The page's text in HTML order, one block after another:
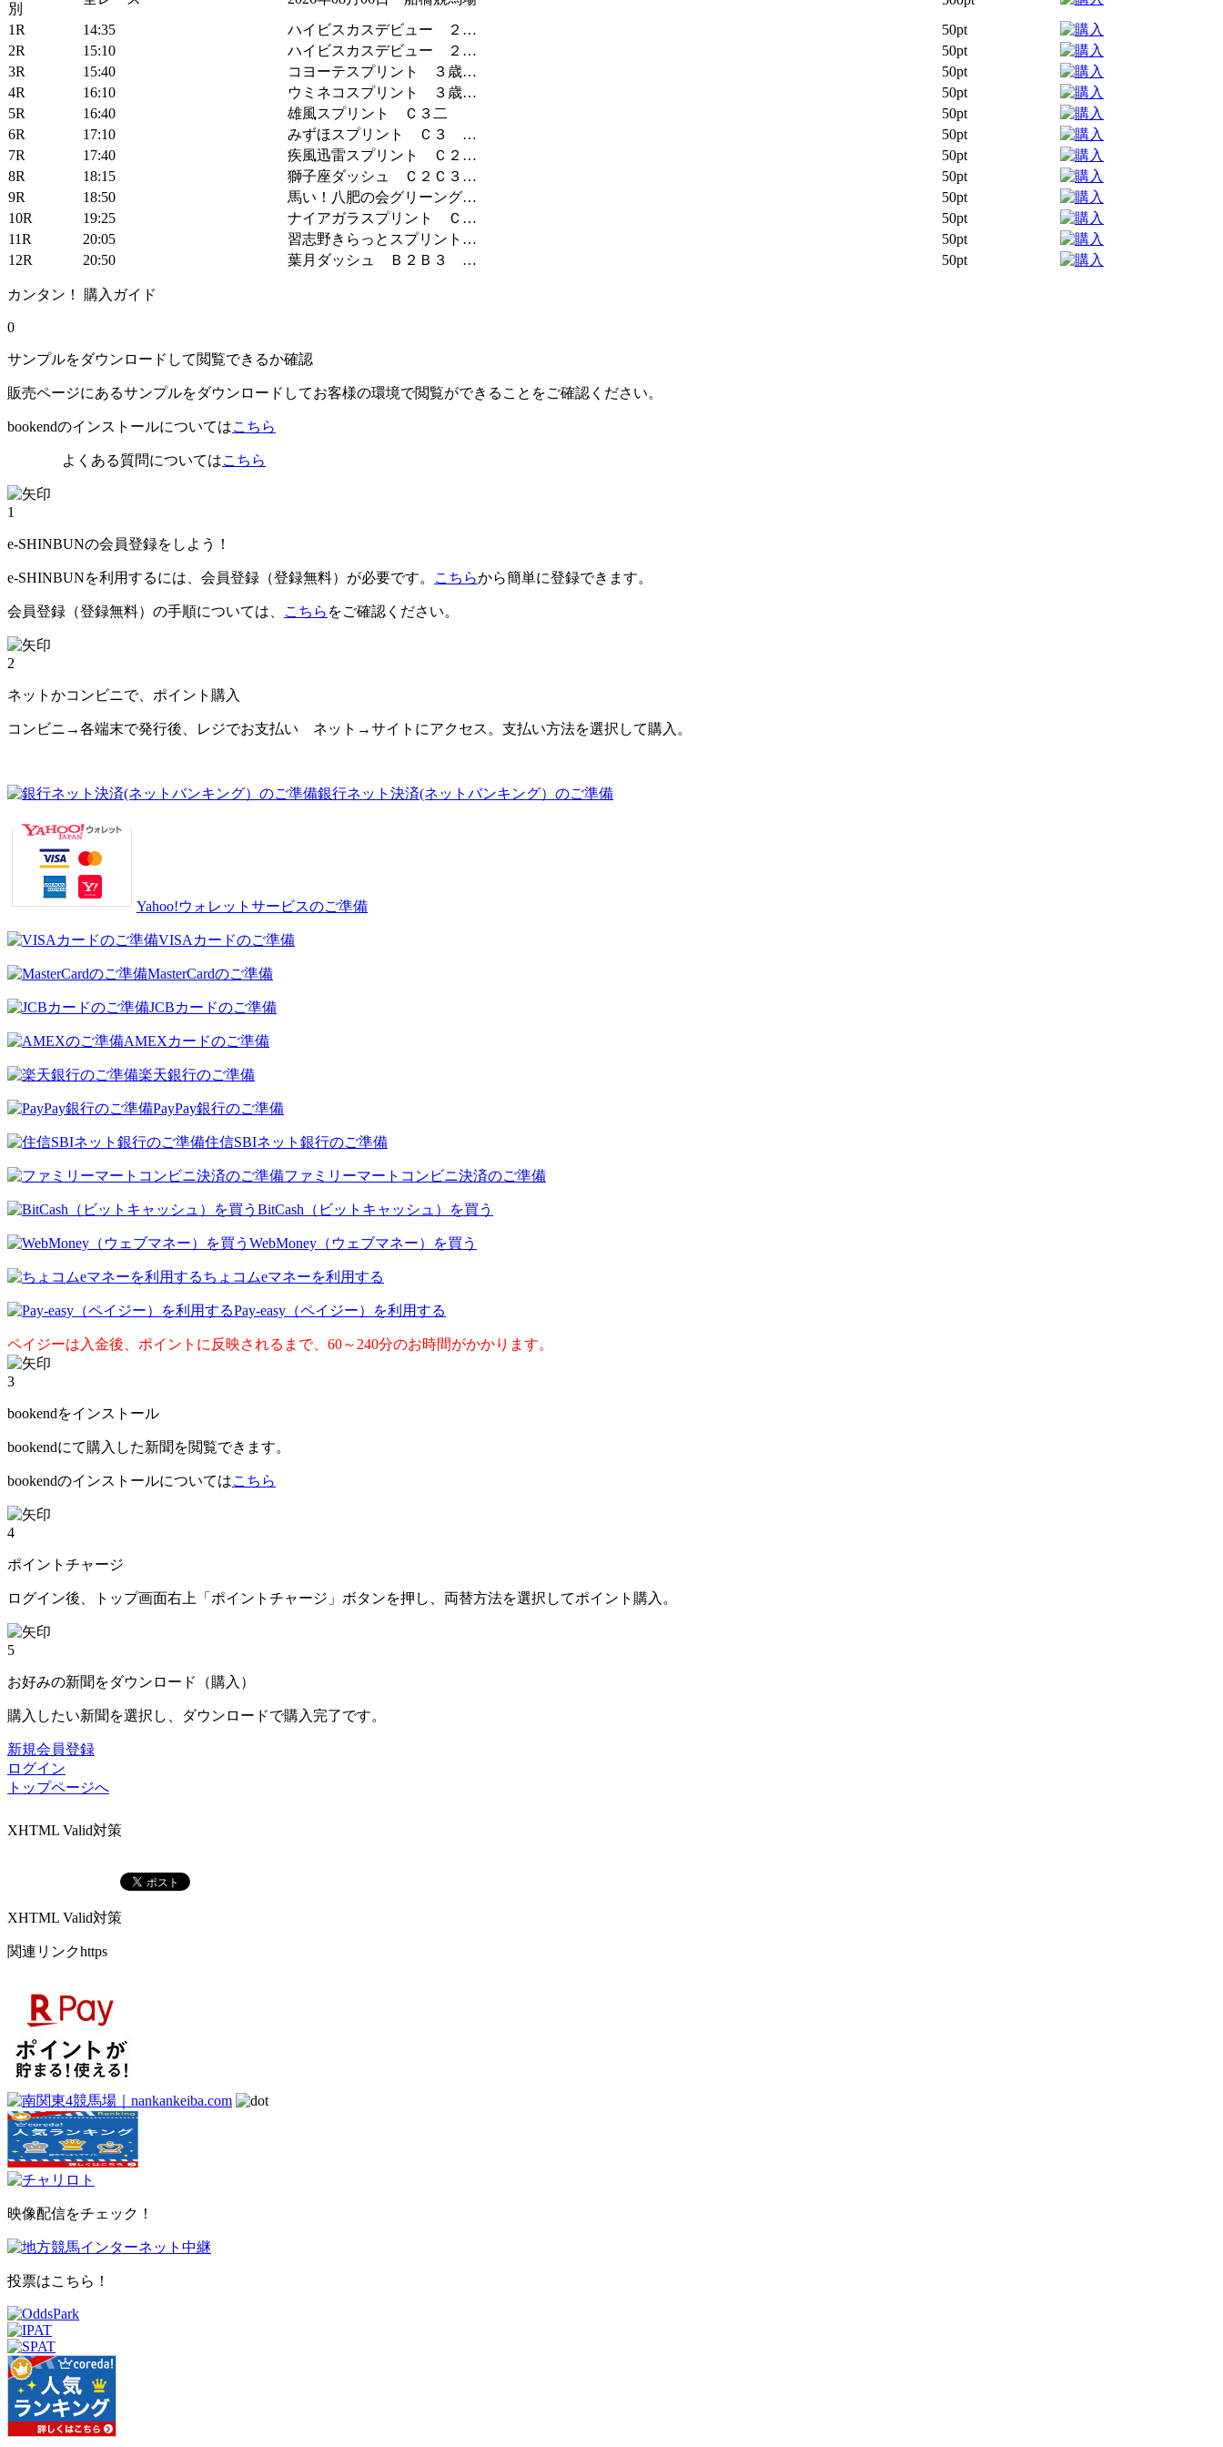
1R
14:35 ハイビスカスデビュー ２…
50pt
2R
15:10 ハイビスカスデビュー ２…
50pt
3R
15:40 コヨーテスプリント ３歳…
50pt
4R
16:10 ウミネコスプリント ３歳…
50pt
5R
16:40 雄風スプリント Ｃ３二
50pt
6R
17:10 みずほスプリント Ｃ３ …
50pt
7R
17:40 疾風迅雷スプリント Ｃ２…
50pt
8R
18:15 獅子座ダッシュ Ｃ２Ｃ３…
50pt
9R
18:50 馬い！八肥の会グリーング…
50pt
10R
19:25 ナイアガラスプリント Ｃ…
50pt
11R
20:05 習志野きらっとスプリント…
50pt
12R
20:50 葉月ダッシュ Ｂ２Ｂ３ … 50pt
カンタン！ 購入ガイド
0
サンプルをダウンロードして閲覧できるか確認
販売ページにあるサンプルをダウンロードしてお客様の環境で閲覧ができることをご確認ください。
bookendのインストールについてはこちら
よくある質問についてはこちら
1
e-SHINBUNの会員登録をしよう！
e-SHINBUNを利用するには、会員登録（登録無料）が必要です。 こちらから簡単に登録できます。
会員登録（登録無料）の手順については、 こちら をご確認ください。
2
ネットかコンビニで、ポイント購入
コンビニ→各端末で発行後、レジでお支払い ネット→サイトにアクセス。支払い方法を選択して購入。
銀行ネット決済(ネットバンキング）のご準備
Yahoo!ウォレットサービスのご準備
VISAカードのご準備
MasterCardのご準備
JCBカードのご準備
AMEXカードのご準備
楽天銀行のご準備
PayPay銀行のご準備
住信SBIネット銀行のご準備
ファミリーマートコンビニ決済のご準備
BitCash（ビットキャッシュ）を買う
WebMoney（ウェブマネー）を買う
ちょコムeマネーを利用する
Pay-easy（ペイジー）を利用する
ペイジーは入金後、ポイントに反映されるまで、60～240分のお時間がかかります。
3
bookendをインストール
bookendにて購入した新聞を閲覧できます。
bookendのインストールについてはこちら
4
ポイントチャージ
ログイン後、トップ画面右上「ポイントチャージ」ボタンを押し、両替方法を選択してポイント購入。
5
お好みの新聞をダウンロード（購入）
購入したい新聞を選択し、ダウンロードで購入完了です。
新規会員登録
ログイン
トップページへ
XHTML Valid対策
XHTML Valid対策
関連リンクhttps
映像配信をチェック！
投票はこちら！